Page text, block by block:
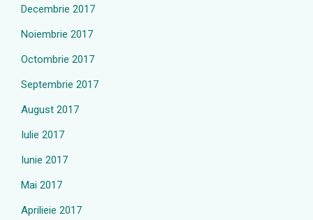
Decembrie 2017
Noiembrie 2017
Octombrie 2017
Septembrie 2017
August 2017
Iulie 2017
Iunie 2017
Mai 2017
Aprilieie 2017